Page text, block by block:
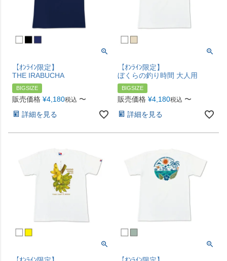
【ｵﾝﾗｲﾝ限定】
THE IRABUCHA
BIGSIZE
販売価格 ¥4,180税込 〜
詳細を見る
【ｵﾝﾗｲﾝ限定】
ぼくらの釣り時間 大人用
BIGSIZE
販売価格 ¥4,180税込 〜
詳細を見る